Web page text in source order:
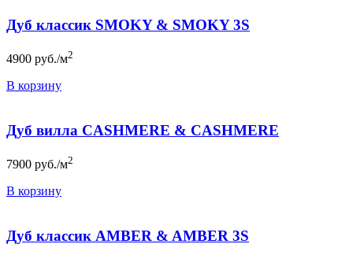
Дуб классик SMOKY & SMOKY 3S
4900 руб./м2
В корзину
Дуб вилла CASHMERE & CASHMERE
7900 руб./м2
В корзину
Дуб классик AMBER & AMBER 3S